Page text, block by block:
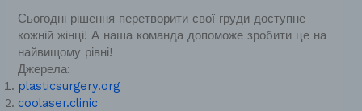
Сьогодні рішення перетворити свої груди доступне
кожній жінці! А наша команда допоможе зробити це на
найвищому рівні!
Джерела:
plasticsurgery.org
coolaser.clinic